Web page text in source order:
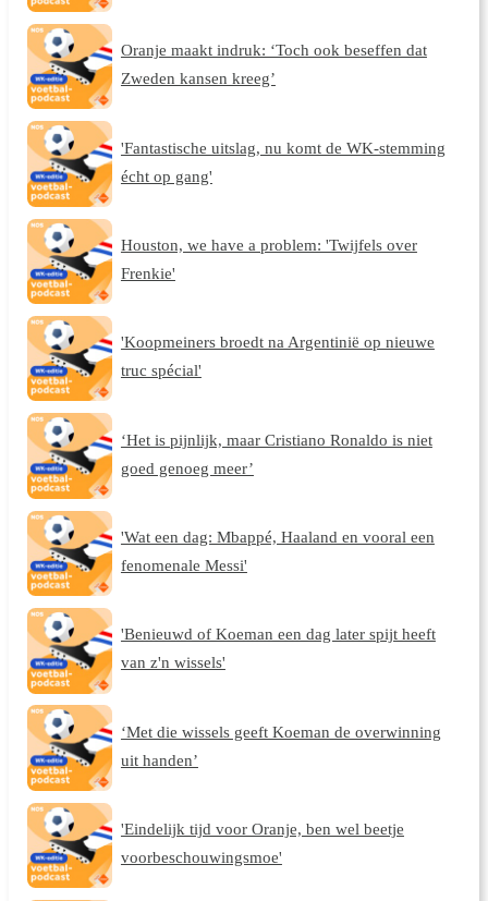
Oranje maakt indruk: ‘Toch ook beseffen dat
Zweden kansen kreeg’
'Fantastische uitslag, nu komt de WK-stemming
écht op gang'
Houston, we have a problem: 'Twijfels over
Frenkie'
'Koopmeiners broedt na Argentinië op nieuwe
truc spécial'
‘Het is pijnlijk, maar Cristiano Ronaldo is niet
goed genoeg meer’
'Wat een dag: Mbappé, Haaland en vooral een
fenomenale Messi'
'Benieuwd of Koeman een dag later spijt heeft
van z'n wissels'
‘Met die wissels geeft Koeman de overwinning
uit handen’
'Eindelijk tijd voor Oranje, ben wel beetje
voorbeschouwingsmoe'